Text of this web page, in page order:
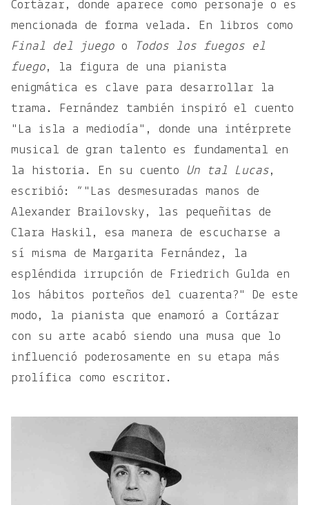
Cortázar, donde aparece como personaje o es
mencionada de forma velada. En libros como
Final del juego o
Todos los fuegos el
fuego, la figura de una pianista
enigmática es clave para desarrollar la
trama. Fernández también inspiró el cuento
"La isla a mediodía", donde una intérprete
musical de gran talento es fundamental en
la historia. En su cuento Un tal Lucas,
escribió: “"Las desmesuradas manos de
Alexander Brailovsky, las pequeñitas de
Clara Haskil, esa manera de escucharse a
sí misma de Margarita Fernández, la
espléndida irrupción de Friedrich Gulda en
los hábitos porteños del cuarenta?" De este
modo, la pianista que enamoró a Cortázar
con su arte acabó siendo una musa que lo
influenció poderosamente en su etapa más
prolífica como escritor.